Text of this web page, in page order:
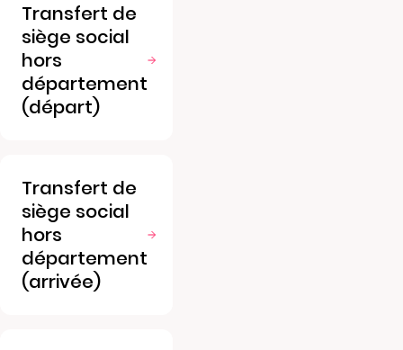
Transfert de
siège social
hors
département
(départ)
Transfert de
siège social
hors
département
(arrivée)